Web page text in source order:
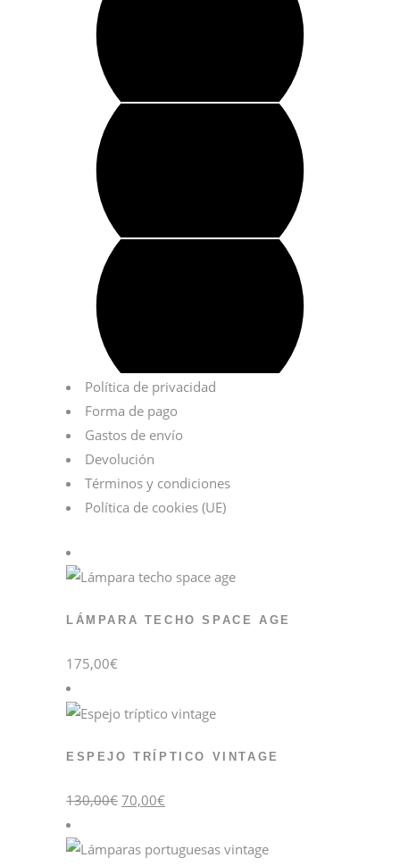
Política de privacidad
Forma de pago
Gastos de envío
Devolución
Términos y condiciones
Política de cookies (UE)
LÁMPARA TECHO SPACE AGE
175,00€
ESPEJO TRÍPTICO VINTAGE
130,00€ El
precio
130,00€.
70,00€precio
70,00€.